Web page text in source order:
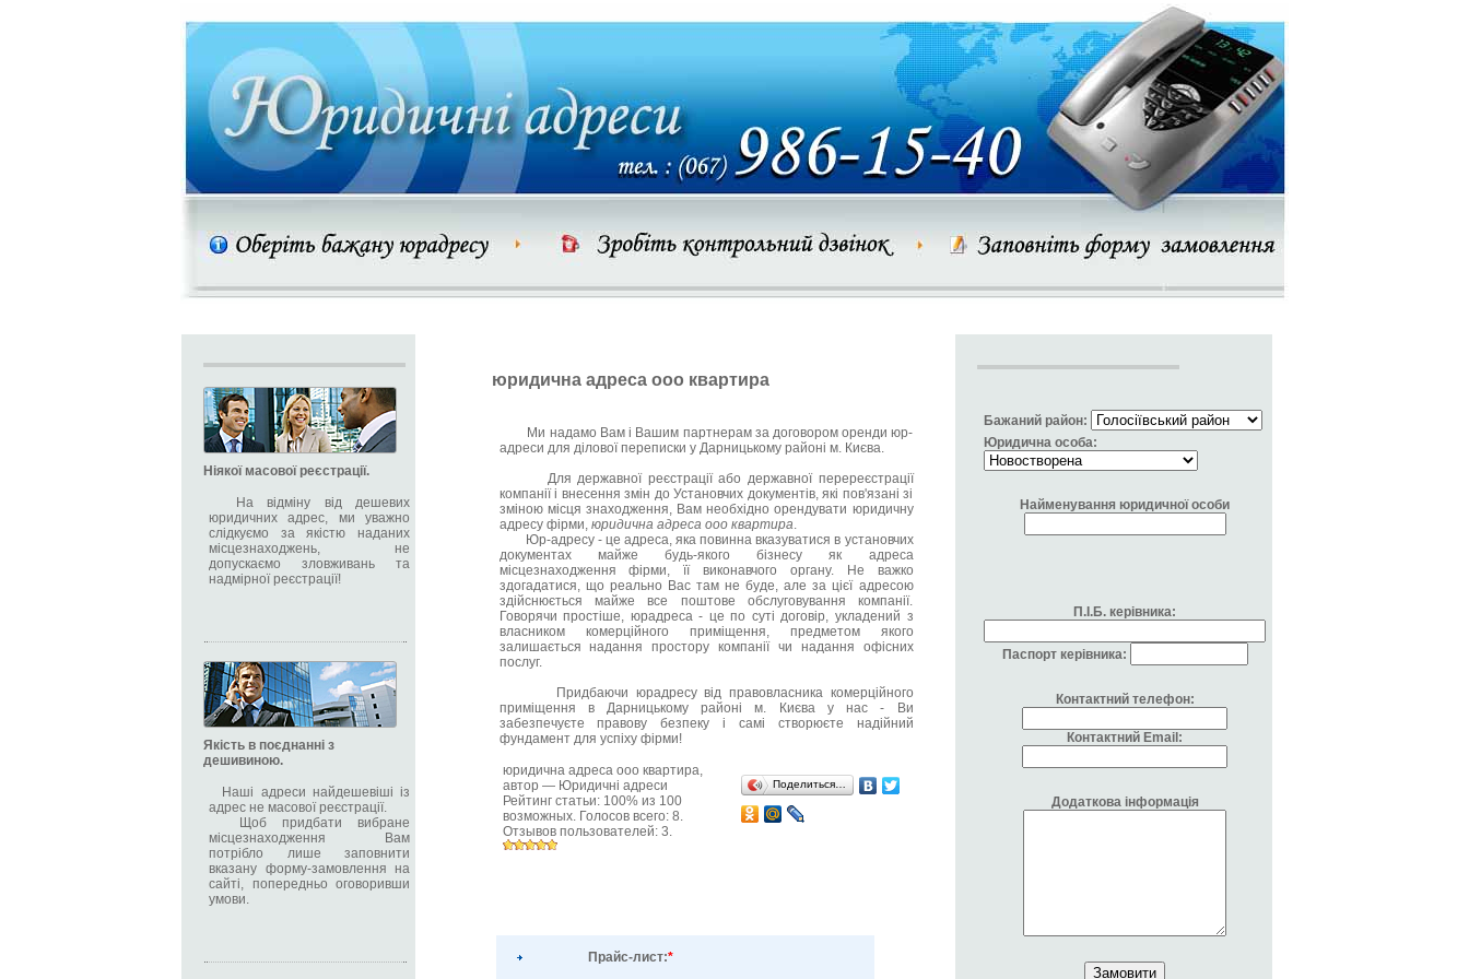
Ніякої масової реєстрації.
На відміну від дешевих
юридичних адрес, ми уважно
слідкуємо за якістю наданих
місцезнаходжень, не
допускаємо зловживань та
надмірної реєстрації!
Якість в поєднанні з
дешивиною.
Наші адреси найдешевіші із
адрес не масової реєстрації.
Щоб придбати вибране
місцезнаходження Вам
потрібло лише заповнити
вказану форму-замовлення на
сайті, попередньо оговоривши
умови.
юридична адреса ооо квартира
Ми надамо Вам і Вашим партнерам за договором оренди юр-
адреси для ділової переписки у Дарницькому районі м. Києва.
Для державної реєстрації або державної перереєстрації
компанії і внесення змін до Установчих документів, які пов'язані зі
зміною місця знаходження, Вам необхідно орендувати юридичну
адресу фірми, юридична адреса ооо квартира.
Юр-адресу - це адреса, яка повинна вказуватися в установчих
документах майже будь-якого бізнесу як адреса
місцезнаходження фірми, її виконавчого органу. Не важко
здогадатися, що реально Вас там не буде, але за цієї адресою
здійснюється майже все поштове обслуговування компанії.
Говорячи простіше, юрадреса - це по суті договір, укладений з
власником комерційного приміщення, предметом якого
залишається надання простору компанії чи надання офісних
послуг.
Придбаючи юрадресу від правовласника комерційного
приміщення в Дарницькому районі м. Києва у нас - Ви
забезпечуєте правову безпеку і самі створюєте надійний
фундамент для успіху фірми!
юридична адреса ооо квартира,
автор — Юридичні адреси
Рейтинг статьи: 100% из 100
возможных. Голосов всего: 8.
Отзывов пользователей: 3.
Поделиться…
Прайс-лист:*
Бажаний район:
Юридична особа:
Найменування юридичної особи
П.І.Б. керівника:
Паспорт керівника:
Контактний телефон:
Контактний Email:
Додаткова інформація